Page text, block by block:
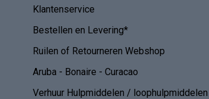
Klantenservice
Bestellen en Levering*
Ruilen of Retourneren Webshop
Aruba - Bonaire - Curacao
Verhuur Hulpmiddelen / loophulpmiddelen